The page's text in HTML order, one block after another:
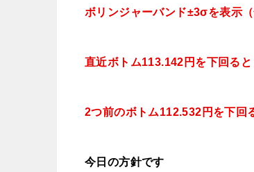
ボリンジャーバンド±3σを表示（
直近ボトム113.142円を下回ると
2つ前のボトム112.532円を下回
今日の方針です